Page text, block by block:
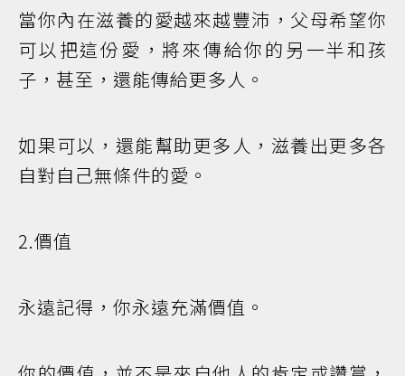
當你內在滋養的愛越來越豐沛，父母希望你
可以把這份愛，將來傳給你的另一半和孩
子，甚至，還能傳給更多人。
如果可以，還能幫助更多人，滋養出更多各
自對自己無條件的愛。
2.價值
永遠記得，你永遠充滿價值。